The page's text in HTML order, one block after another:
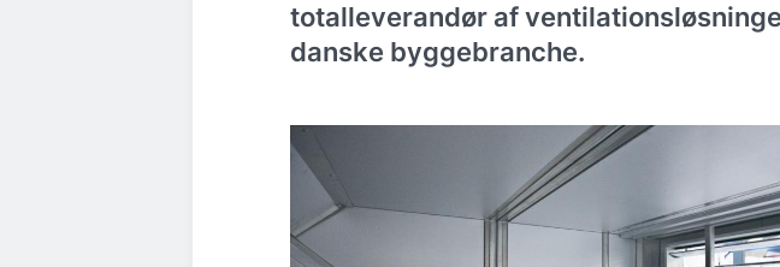
totalleverandør af
danske byggebranche.